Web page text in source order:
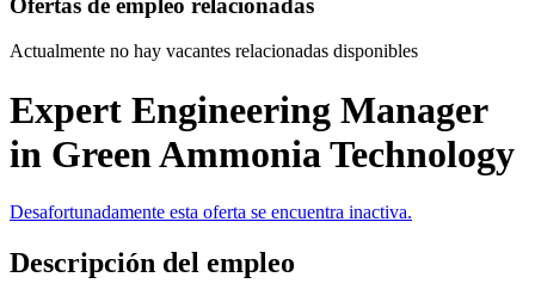
Actualmente no hay vacantes relacionadas disponibles
Expert Engineering Manager
in Green Ammonia Technology
Desafortunadamente esta oferta se encuentra inactiva.
Descripción del empleo